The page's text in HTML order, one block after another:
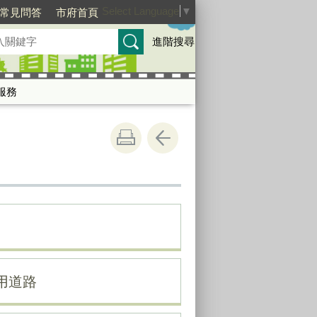
常見問答 市府首頁 ▼
進階搜尋
務
道路